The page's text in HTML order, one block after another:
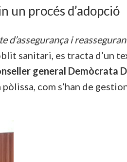
un procés d’adopció
d’assegurança i
sanitari, es tracta d’un
general Demòcrata
pòlissa, com s’han de